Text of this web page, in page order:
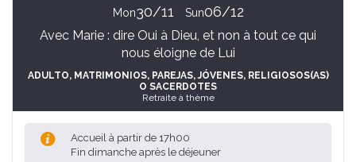
Mon30/11 Sun06/12
Avec Marie : dire Oui à Dieu, et non à tout ce qui
nous éloigne de Lui
ADULTO, MATRIMONIOS, PAREJAS, JÓVENES, RELIGIOSOS(AS)
O SACERDOTES
Retraite à thème
Accueil à partir de 17h00
Fin dimanche après le déjeuner